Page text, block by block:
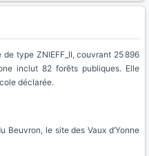
type ZNIEFF_II, couvrant 25 896
inclut 82 forêts publiques. Elle
déclarée.
le site des Vaux d’Yonne